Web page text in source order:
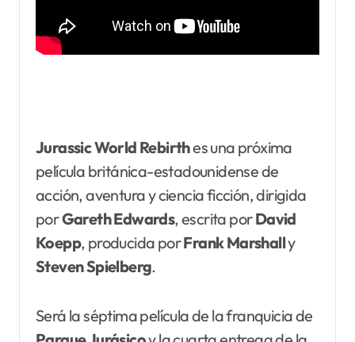
Jurassic World Rebirthes una próxima
película británica-estadounidense de
acción, aventura y ciencia ficción, dirigida
porGareth Edwards, escrita porDavid
Koepp, producida porFrankMarshally
Steven Spielberg.
Será la séptima película de la franquicia de